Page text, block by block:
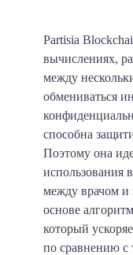
Partisia
вычислениях,
между
обмениваться
способна
Поэтому она
использования
между врачом и
основе
который
по сравнению